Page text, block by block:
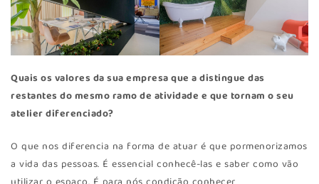
Quais os valores da sua empresa que a distingue das
restantes do mesmo ramo de atividade e que tornam o seu
atelier diferenciado?
O que nos diferencia na forma de atuar é que pormenorizamos
a vida das pessoas. É essencial conhecê-las e saber como vão